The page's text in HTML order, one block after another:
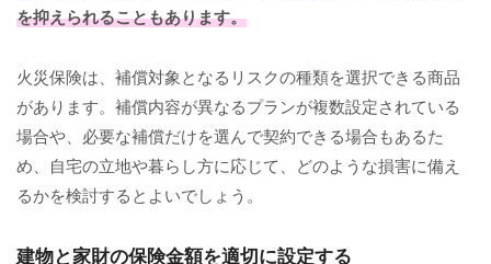
を抑えられることもあります。
火災保険は、補償対象となるリスクの種類を選択できる商品
があります。補償内容が異なるプランが複数設定されている
場合や、必要な補償だけを選んで契約できる場合もあるた
め、自宅の立地や暮らし方に応じて、どのような損害に備え
るかを検討するとよいでしょう。
建物と家財の保険金額を適切に設定する